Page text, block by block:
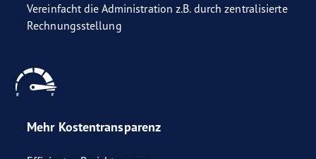
Vereinfacht die Administration z.B. durch zentralisierte
Rechnungsstellung
Mehr Kostentransparenz